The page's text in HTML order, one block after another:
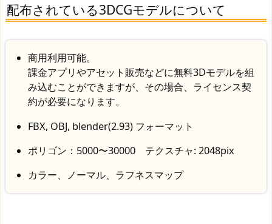
配布されている3DCGモデルについて
商用利用可能。
課金アプリやアセット販売などに無料3Dモデルを組
み込むことができますが、 その場合、ライセンス契
約が必要になります。
FBX, OBJ, blender(2.93) フォーマット
ポリゴン：5000〜30000 テクスチャ: 2048pix
カラー、ノーマル、ラフネスマップ